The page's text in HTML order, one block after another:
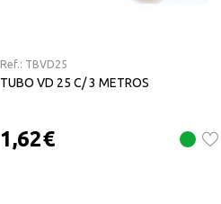
Ref.: TBVD25
TUBO VD 25 C/ 3 METROS
1,62€